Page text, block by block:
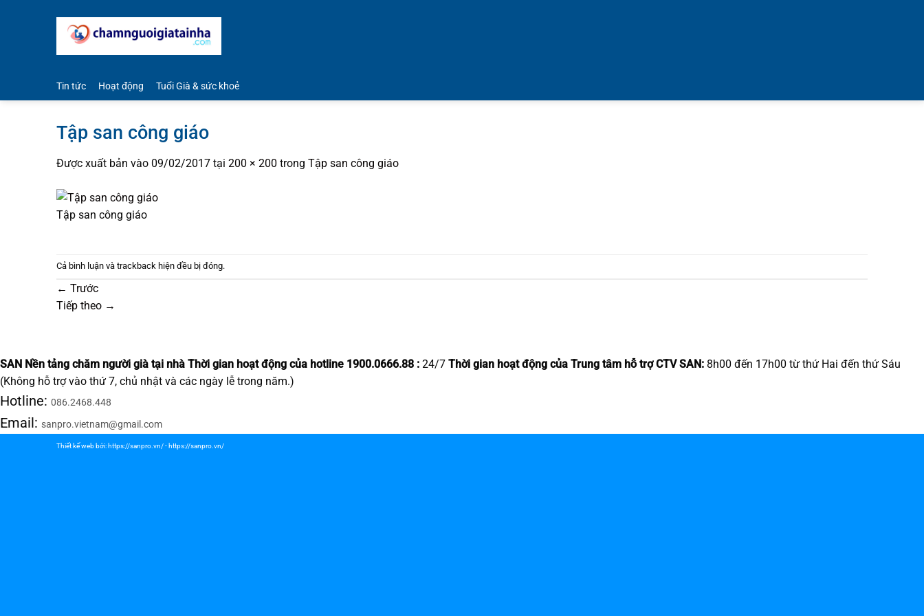
Tin tức Hoạt động Tuổi Già & sức khoẻ
Tập san công giáo
Được xuất bản vào 09/02/2017 tại 200 × 200 trong Tập san công giáo
Tập san công giáo
Cả bình luận và trackback hiện đều bị đóng.
← Trước
Tiếp theo →
SAN Nền tảng chăm người già tại nhà Thời gian hoạt động của hotline 1900.0666.88 : 24/7 Thời gian hoạt động của Trung tâm hỗ trợ CTV SAN: 8h00 đến 17h00 từ thứ Hai đến thứ Sáu
(Không hỗ trợ vào thứ 7, chủ nhật và các ngày lễ trong năm.)
Hotline: 086.2468.448
Email: sanpro.vietnam@gmail.com
Thiết kế web bởi: https://sanpro.vn/- https://sanpro.vn/